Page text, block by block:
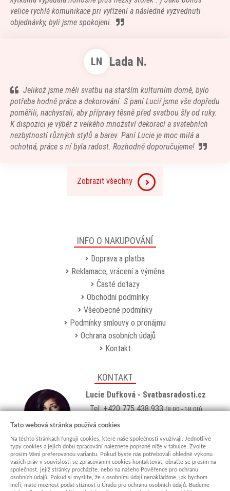
velice rychlá komunikace pri vyřízení a následné vyzvednuti
objednávky, byli jsme spokojeni.
LN Lada N.
Jelikož jsme měli svatbu na starším kulturním domě, bylo
potřeba hodně práce a dekorování. S paní Lucií jsme vše dopředu
poměřili, nachystali, aby přípravy těsně před svatbou šly od ruky.
K dispozici je výběr z velkého množství dekorací a svatebních
nezbytností různých stylů a barev. Paní Lucie je moc milá a
ochotná, práce s ní byla radost. Rozhodně doporučujeme!
Zobrazit všechny
INFO O NAKUPOVÁNÍ
Doprava a platba
Reklamace, vrácení a výměna
Časté dotazy
Obchodní podmínky
Všeobecné podmínky
Podmínky smlouvy o pronájmu
Ochrana osobních údajů
Kontakt
KONTAKT
Lucie Dufková - Svatbasradosti.cz
Tel: +420 775 438 933(8:00 - 18:00)
Email:
Showroom
Jungmannova 627, Kyjov 69701
Po-Pá: po domluvě (více info)
Tato webová stránka používá cookies
Na těchto stránkách fungují cookies, které naše společnosti využívají. Jednotlivé
typy cookies a jejich dobu zpracování naleznete popsané níže v tabulce. Zvolte
prosím Vámi preferovanou variantu. Pokud byste nás potřebovali ohledně výkonu
vašich práv v souvislosti se zpracováním cookies kontaktovat, obraťte se prosím na
společnost, jejíž stránky procházíte, nebo na našeho Pověřence pro ochranu
osobních údajů. Pokud si myslíte, že s osobními údaji nenakládáme, jak bychom
měli, máte možnost podat stížnost u Úřadu pro ochranu osobních údajů. Budeme